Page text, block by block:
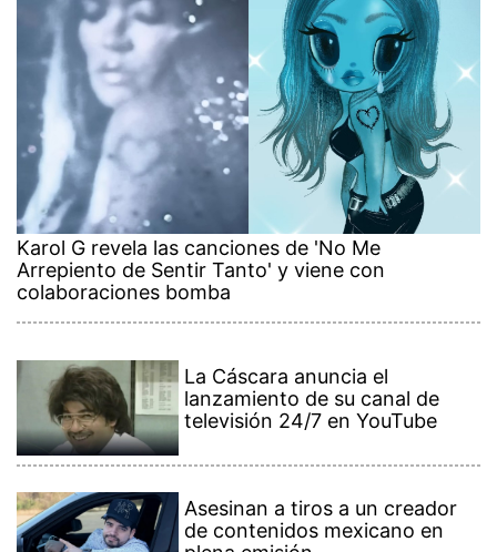
Karol G revela las canciones de 'No Me
Arrepiento de Sentir Tanto' y viene con
colaboraciones bomba
La Cáscara anuncia el
lanzamiento de su canal de
televisión 24/7 en YouTube
Asesinan a tiros a un creador
de contenidos mexicano en